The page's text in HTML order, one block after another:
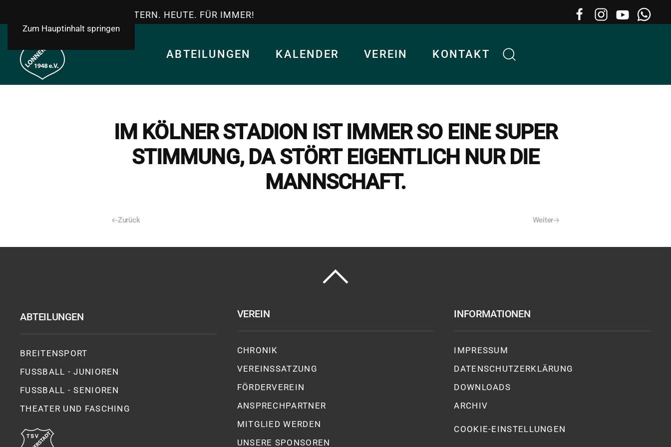
Zum Hauptinhalt springen
TSV LONNERSTADT - GESTERN. HEUTE. FÜR IMMER!
ABTEILUNGEN KALENDER VEREIN KONTAKT
IM KÖLNER STADION IST IMMER SO EINE SUPER
STIMMUNG, DA STÖRT EIGENTLICH NUR DIE
MANNSCHAFT.
Zurück Weiter
ABTEILUNGEN
BREITENSPORT
FUSSBALL - JUNIOREN
FUSSBALL - SENIOREN
THEATER UND FASCHING
VEREIN
CHRONIK
VEREINSSATZUNG
FÖRDERVEREIN
ANSPRECHPARTNER
MITGLIED WERDEN
UNSERE SPONSOREN
INFORMATIONEN
IMPRESSUM
DATENSCHUTZ­ERKLÄRUNG
DOWNLOADS
ARCHIV
COOKIE-EINSTELLUNGEN